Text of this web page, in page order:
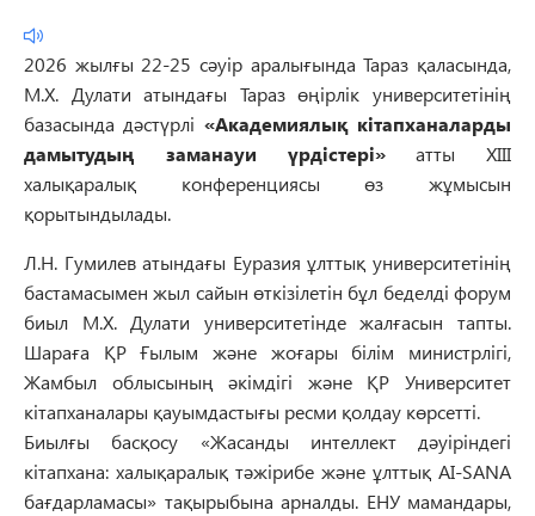
2026 жылғы 22-25 сәуір аралығында Тараз қаласында,
М.Х. Дулати атындағы Тараз өңірлік университетінің
базасында дәстүрлі «Академиялық кітапханаларды
дамытудың заманауи үрдістері»атты XIII
халықаралық конференциясы өз жұмысын
қорытындылады.
Л.Н. Гумилев атындағы Еуразия ұлттық университетінің
бастамасымен жыл сайын өткізілетін бұл беделді форум
биыл М.Х. Дулати университетінде жалғасын тапты.
Шараға ҚР Ғылым және жоғары білім министрлігі,
Жамбыл облысының әкімдігі және ҚР Университет
кітапханалары қауымдастығы ресми қолдау көрсетті.
Биылғы басқосу «Жасанды интеллект дәуіріндегі
кітапхана: халықаралық тәжірибе және ұлттық AI-SANA
бағдарламасы» тақырыбына арналды. ЕНУ мамандары,